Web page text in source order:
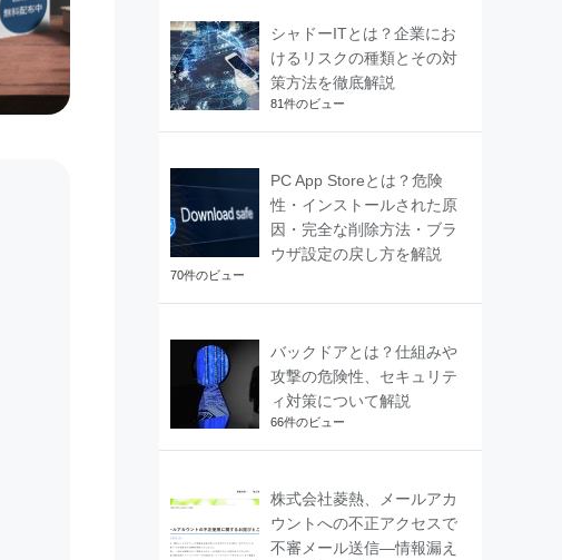
シャドーITとは？企業にお
けるリスクの種類とその対
策方法を徹底解説
81件のビュー
PC App Storeとは？危険
性・インストールされた原
因・完全な削除方法・ブラ
ウザ設定の戻し方を解説
70件のビュー
バックドアとは？仕組みや
攻撃の危険性、セキュリテ
ィ対策について解説
66件のビュー
株式会社菱熱、メールアカ
ウントへの不正アクセスで
不審メール送信―情報漏え